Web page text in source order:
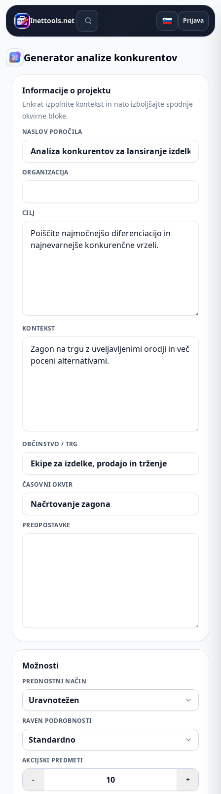
Inettools.net Orodja za iskanje 🇸🇮 Prijava
Generator analize konkurentov
Informacije o projektu
Enkrat izpolnite kontekst in nato izboljšajte spodnje
okvirne bloke.
NASLOV POROČILA
ORGANIZACIJA
CILJ
KONTEKST
OBČINSTVO / TRG
ČASOVNI OKVIR
PREDPOSTAVKE
Možnosti
PREDNOSTNI NAČIN
RAVEN PODROBNOSTI
AKCIJSKI PREDMETI
- +